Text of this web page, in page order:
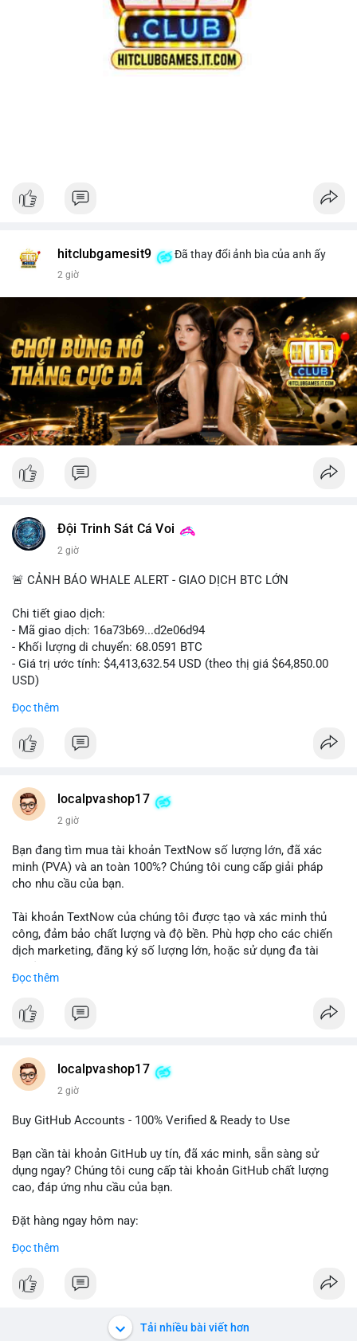
hitclubgamesit9 Đã thay đổi ảnh bìa của anh ấy
2 giờ
Đội Trinh Sát Cá Voi
2 giờ
🚨 CẢNH BÁO WHALE ALERT - GIAO DỊCH BTC LỚN
Chi tiết giao dịch:
- Mã giao dịch: 16a73b69...d2e06d94
- Khối lượng di chuyển: 68.0591 BTC
- Giá trị ước tính: $4,413,632.54 USD (theo thị giá $64,850.00
USD)
luân chuyển trong một giao dịch duy nhất cho thấy dấu hiệu
bước chuẩn bị cho một lệnh bán lớn trên sàn tập trung, tạo áp
lực giảm ngắn hạn. Ngược lại, nếu dòng tiền hướng về ví lạnh
ánh niềm tin vào xu hướng tăng. Việc theo dõi điểm đến tiếp
theo của số BTC này là then chốt để xác định tâm lý thị
trường.
Nhà đầu tư nhỏ lẻ nên thận trọng, tránh hành động theo cảm
xúc. Quan sát dòng tiền trong 24-48 giờ tới để xác nhận xu
hướng trước khi đưa ra quyết định vào lệnh.
#68dot0591btc
Đọc thêm
localpvashop17
2 giờ
Bạn đang tìm mua tài khoản TextNow số lượng lớn, đã xác
minh (PVA) và an toàn 100%? Chúng tôi cung cấp giải pháp
cho nhu cầu của bạn.
Tài khoản TextNow của chúng tôi được tạo và xác minh thủ
công, đảm bảo chất lượng và độ bền. Phù hợp cho các chiến
dịch marketing, đăng ký số lượng lớn, hoặc sử dụng đa tài
chúng tôi qua:
- Email: localpvashop@gmail.com
dịch vụ chuyên nghiệp!
#buytextnowaccounts #pva #textnow
Đọc thêm
localpvashop17
2 giờ
Buy GitHub Accounts - 100% Verified & Ready to Use
Bạn cần tài khoản GitHub uy tín, đã xác minh, sẵn sàng sử
dụng ngay? Chúng tôi cung cấp tài khoản GitHub chất lượng
cao, đáp ứng nhu cầu của bạn.
Đặt hàng ngay hôm nay:
✅ Phản hồi trong 24 giờ
✅ WhatsApp: +1 (66
✅ Telegram: @localpvashop
Đọc thêm
Tải nhiều bài viết hơn